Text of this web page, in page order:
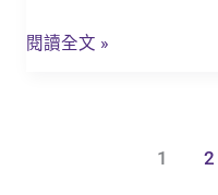
永
閱讀全文 »
1 2